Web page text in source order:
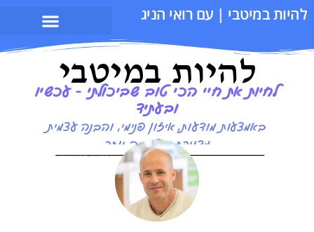
| עם רואי הניג
במיטבי
את חיי הכי טוב שביכולתי - עכשיו
מודעות, איזון פנימי, והבנה עצמית
מדויקת ומיטיבה יותר